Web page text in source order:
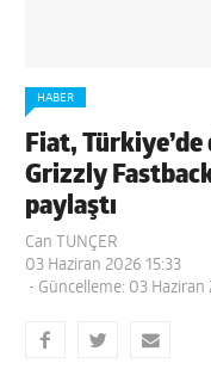
HABER
Fiat, Türkiye’de
Grizzly
paylaştı
Can TUNÇER
03 Haziran 2026 15:33
- Güncelleme: 03 Haziran